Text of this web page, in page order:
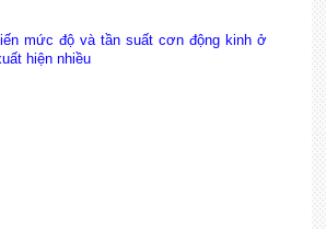
mức độ và tần suất cơn động kinh ở
hiện nhiều